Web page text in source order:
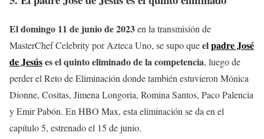
El domingo 11 de junio de 2023en la transmisión de
MasterChef Celebrity por Azteca Uno, se supo queelpadre José
de Jesúses el quinto eliminado de la competencia, luego de
perder el Reto de Eliminación donde también estuvieron Mónica
Dionne, Cositas, Jimena Longoria, Romina Santos, Paco Palencia
y Emir Pabón. En HBO Max, esta eliminación se da en el
capítulo 5, estrenado el 15 de junio.